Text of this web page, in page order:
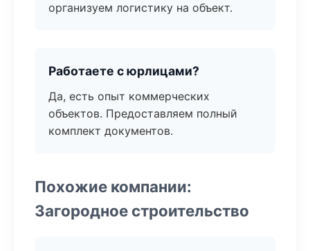
организуем логистику на объект.
Работаете с юрлицами?
Да, есть опыт коммерческих
объектов. Предоставляем полный
комплект документов.
Похожие компании:
Загородное строительство